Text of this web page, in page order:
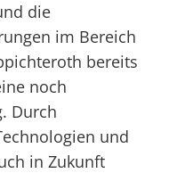
die
im Bereich
bereits
noch
Durch
und
in Zukunft